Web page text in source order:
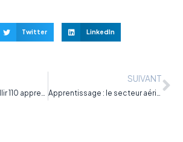
Twitter LinkedIn
Le CNRS va accueillir 110 apprentis en 2015/2016
SUIVANT
Apprentissage : le secteur aérien recrute